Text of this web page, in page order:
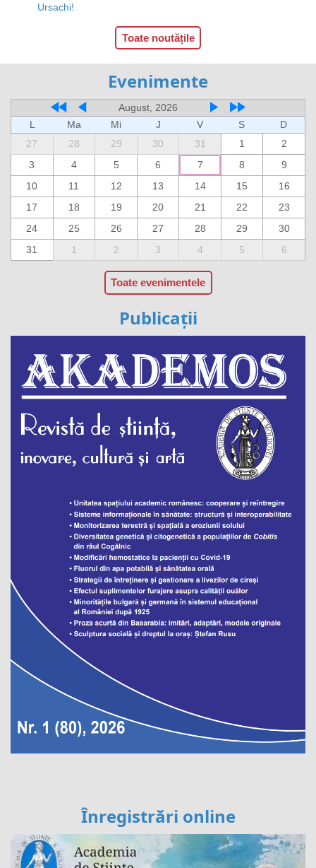
Ursachi!
Toate noutățile
Evenimente
August, 2026
L
Ma Mi J V S
D
27
28 29 30 31 1
2
3
4 5 6 7 8
9
10
11 12 13 14 15
16
17
18 19 20 21 22
23
24
25 26 27 28 29
30
31
1 2 3 4 5 6
Toate evenimentele
Publicații
Înregistrări online